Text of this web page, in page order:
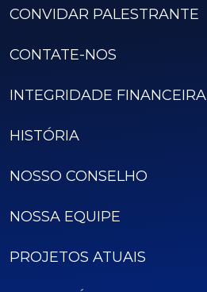
CONVIDAR PALESTRANTE
CONTATE-NOS
INTEGRIDADE FINANCEIRA
HISTÓRIA
NOSSO CONSELHO
NOSSA EQUIPE
PROJETOS ATUAIS